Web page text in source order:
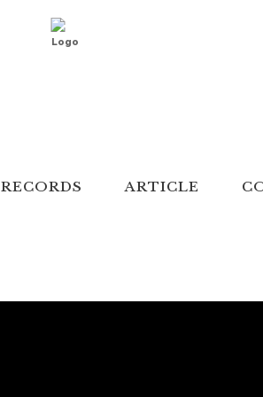
RECORDS ARTICLE